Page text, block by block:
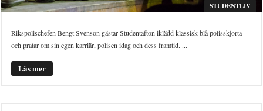
STUDENTLIV
Rikspolischefen Bengt Svenson gästar Studentafton iklädd klassisk blå polisskjorta
och pratar om sin egen karriär, polisen idag och dess framtid. ...
Läs mer